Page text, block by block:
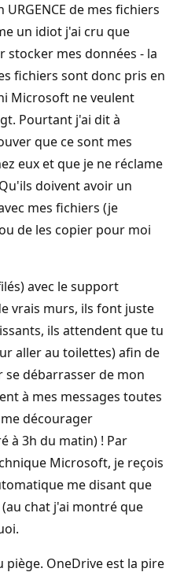
de mes fichiers
un idiot j'ai cru que
stocker mes données - la
fichiers sont donc pris en
Microsoft ne veulent
Pourtant j'ai dit à
que ce sont mes
eux et que je ne réclame
doivent avoir un
mes fichiers (je
de les copier pour moi
avec le support
vrais murs, ils font juste
ils attendent que tu
aller au toilettes) afin de
débarrasser de mon
à mes messages toutes
décourager
à 3h du matin) ! Par
Microsoft, je reçois
me disant que
chat j'ai montré que
piège. OneDrive est la pire